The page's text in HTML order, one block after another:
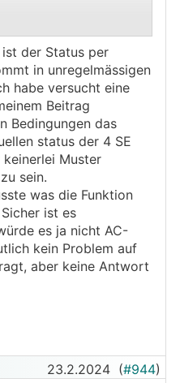
die Info
WRbekomme
Produktionswerte
oder fängt
: 700 mal den #122
RMA, neuer
wollten sie nicht
Schrott). Installiert
siehe da: Genau die
Abstand von einigen
auf Error. Dann
der Status per
in unregelmässigen
habe versucht eine
Beitrag
Bedingungen das
status der 4 SE
Muster
sein.
was die Funktion
ist es
es ja nicht AC-
kein Problem auf
aber keine Antwort
23.2.2024 (#944)